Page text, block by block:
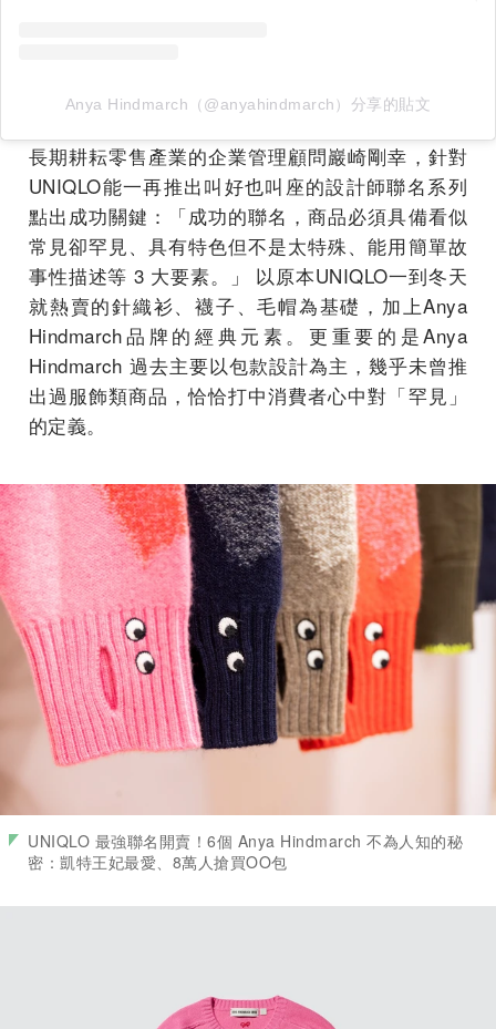
Anya Hindmarch（@anyahindmarch）分享的貼文
長期耕耘零售產業的企業管理顧問巖崎剛幸，針對
UNIQLO能一再推出叫好也叫座的設計師聯名系列
點出成功關鍵：「成功的聯名，商品必須具備看似
常見卻罕見、具有特色但不是太特殊、能用簡單故
事性描述等 3 大要素。」 以原本UNIQLO一到冬天
就熱賣的針織衫、襪子、毛帽為基礎，加上Anya
Hindmarch品牌的經典元素。更重要的是Anya
Hindmarch 過去主要以包款設計為主，幾乎未曾推
出過服飾類商品，恰恰打中消費者心中對「罕見」
的定義。
UNIQLO 最強聯名開賣！6個 Anya Hindmarch 不為人知的秘
密：凱特王妃最愛、8萬人搶買OO包